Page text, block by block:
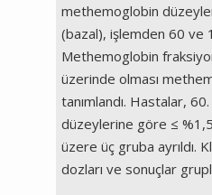
methemoglobin
(bazal), işlemden 60 ve
Methemoglobin
üzerinde olması
tanımlandı. Hastalar,
düzeylerine göre ≤
üzere üç gruba ayrıldı.
dozları ve sonuçlar